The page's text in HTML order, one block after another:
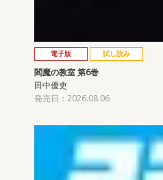
電子版 試し読み
閻魔の教室 第6巻
田中優吏
発売日：2026.08.06